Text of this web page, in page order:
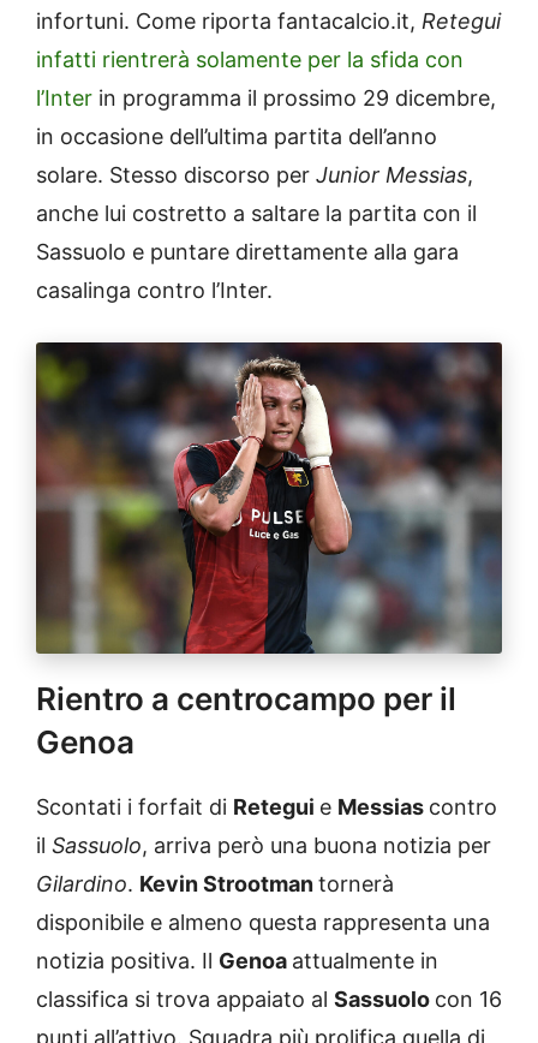
infortuni. Come riporta fantacalcio.it, Retegui
infatti rientrerà solamente per la sfida con
l’Inter in programma il prossimo 29 dicembre,
in occasione dell’ultima partita dell’anno
solare. Stesso discorso per Junior Messias,
anche lui costretto a saltare la partita con il
Sassuolo e puntare direttamente alla gara
casalinga contro l’Inter.
Rientro a centrocampo per il
Genoa
Scontati i forfait di Retegui e Messias contro
il Sassuolo, arriva però una buona notizia per
Gilardino. Kevin Strootmantornerà
disponibile e almeno questa rappresenta una
notizia positiva. Il Genoa attualmente in
classifica si trova appaiato al Sassuolo con 16
punti all’attivo. Squadra più prolifica quella di